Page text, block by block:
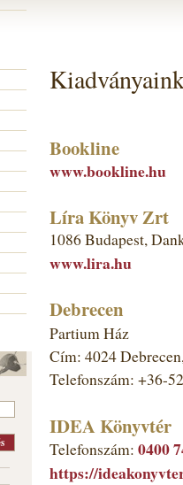
Bookline
www.bookline.hu
Líra Könyv Zrt
1086 Budapest,
www.lira.hu
Debrecen
Partium Ház
Cím: 4024
Telefonszám: +36-
IDEA Könyvtér
Telefonszám: 0400
https://